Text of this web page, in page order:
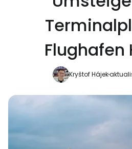
Flughafen
Kryštof Hájek
... die weltweite Reise-
Weiter mit
Weiter mit
Weiter mit E-